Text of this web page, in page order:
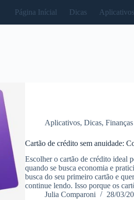
Página Inícial Dicas Aplicativos
Aplicativos, Dicas, Finanças
Cartão de crédito sem anuidade:
Escolher o cartão de crédito ideal
quando se busca economia e
busca do seu primeiro cartão e
continue lendo. Isso porque os
Julia Comparoni
28/03/